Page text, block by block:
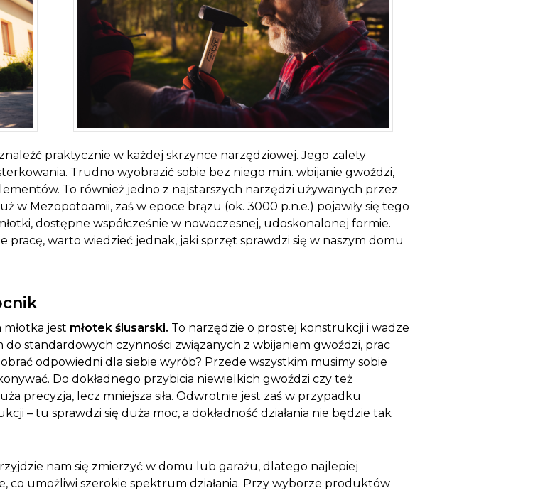
praktycznie w każdej skrzynce narzędziowej. Jego zalety
Trudno wyobrazić sobie bez niego m.in. wbijanie gwoździ,
To również jedno z najstarszych narzędzi używanych przez
w Mezopotoamii, zaś w epoce brązu (ok. 3000 p.n.e.) pojawiły się tego
dostępne współcześnie w nowoczesnej, udoskonalonej formie.
pracę, warto wiedzieć jednak, jaki sprzęt sprawdzi się w naszym domu
jest młotek ślusarski. To narzędzie o prostej konstrukcji i wadze
do standardowych czynności związanych z wbijaniem gwoździ, prac
odpowiedni dla siebie wyrób? Przede wszystkim musimy sobie
Do dokładnego przybicia niewielkich gwoździ czy też
precyzja, lecz mniejsza siła. Odwrotnie jest zaś w przypadku
– tu sprawdzi się duża moc, a dokładność działania nie będzie tak
nam się zmierzyć w domu lub garażu, dlatego najlepiej
co umożliwi szerokie spektrum działania. Przy wyborze produktów